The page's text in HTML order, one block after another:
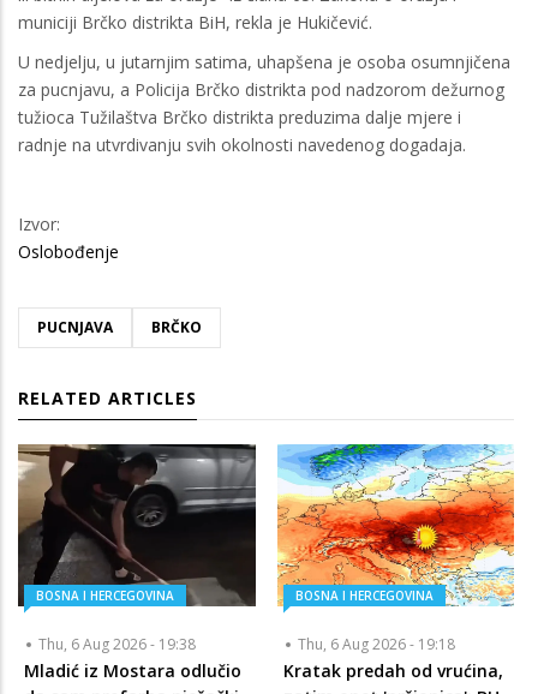
municiji Brčko distrikta BiH, rekla je Hukičević.
U nedjelju, u jutarnjim satima, uhapšena je osoba osumnjičena
za pucnjavu, a Policija Brčko distrikta pod nadzorom dežurnog
tužioca Tužilaštva Brčko distrikta preduzima dalje mjere i
radnje na utvrdivanju svih okolnosti navedenog dogadaja.
Izvor:
Oslobođenje
PUCNJAVA BRČKO
RELATED ARTICLES
BOSNA I HERCEGOVINA
Thu, 6 Aug 2026 - 19:38
Mladić iz Mostara odlučio
BOSNA I HERCEGOVINA
Thu, 6 Aug 2026 - 19:18
Kratak predah od vrućina,